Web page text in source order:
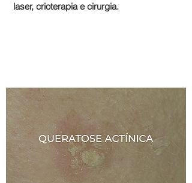
laser, crioterapia e cirurgia.